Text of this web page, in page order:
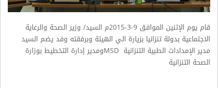
قام يوم الإثنين الموافق 9-3-2015م السيد/ وزير الصحة والرعاية
الاجتماعية بدولة تنزانيا بزيارة الي الهيئة وبرفقته وفد يضم السيد
مدير الإمدادات الطبية التنزانية MSDومدير إدارة التخطيط بوزارة
الصحة التنزانية